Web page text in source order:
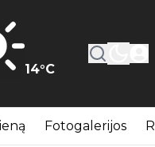
14°C
Fotogalerijos